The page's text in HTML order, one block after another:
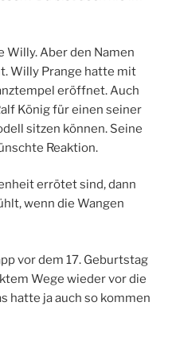
Aber den Namen
Willy Prange hatte mit
eröffnet. Auch
König für einen seiner
sitzen können. Seine
Reaktion.
errötet sind, dann
wenn die Wangen
vor dem 17. Geburtstag
Wege wieder vor die
hatte ja auch so kommen